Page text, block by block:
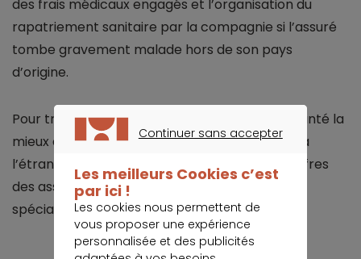
des frais médicaux engagés et l’organisation du
rapatriement sanitaire par la compagnie si l’assuré
tombe gravement malade hors de son pays
d’origine.
Pour trouver la formule de complémentaire santé la
mieux adaptée à la situation du jeune qui part à
l’étranger, il est important de comparer les offres
des assureurs généralistes et des sociétés
spécialisées dans ce type de prise en charge.
Continuer sans accepter
Les meilleurs Cookies c’est
par ici !
Les cookies nous permettent de
vous proposer une expérience
personnalisée et des publicités